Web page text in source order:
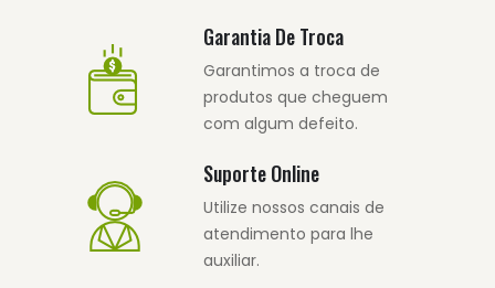
Garantia De Troca
Garantimos a troca de
produtos que cheguem
com algum defeito.
Suporte Online
Utilize nossos canais de
atendimento para lhe
auxiliar.